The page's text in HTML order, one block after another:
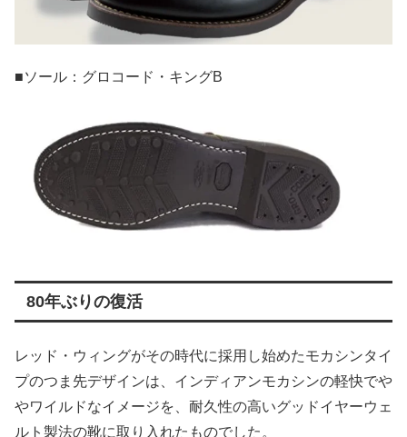
■ソール：グロコード・キングB
80年ぶりの復活
レッド・ウィングがその時代に採用し始めたモカシンタイ
プのつま先デザインは、インディアンモカシンの軽快でや
やワイルドなイメージを、耐久性の高いグッドイヤーウェ
ルト製法の靴に取り入れたものでした。